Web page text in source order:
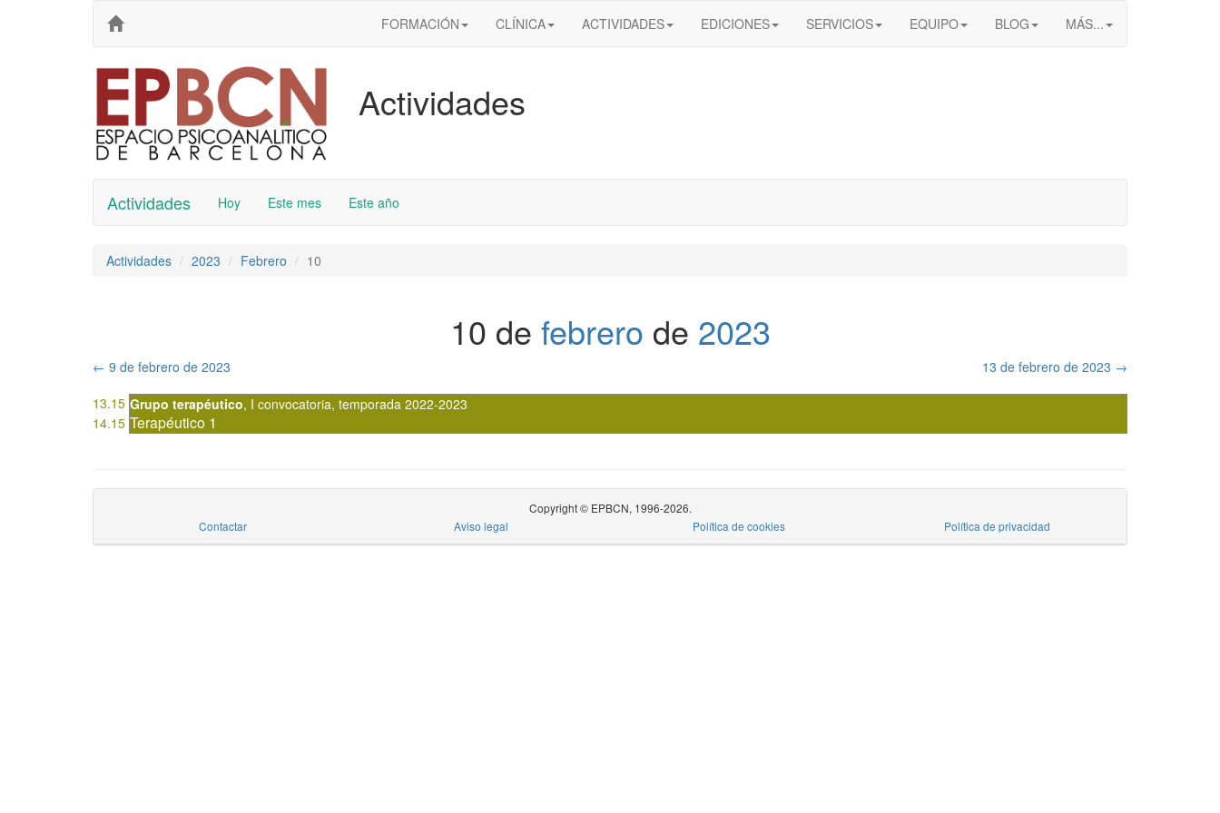
FORMACIÓN CLÍNICA ACTIVIDADES EDICIONES SERVICIOS EQUIPO BLOG MÁS...
Actividades
Actividades Hoy Este mes Este año
Actividades 2023 Febrero 10
10 de febrero de 2023
← 9 de febrero de 2023 13 de febrero de 2023 →
13.15 Grupo terapéutico, I convocatoria, temporada 2022-2023
Terapéutico 1
14.15
Copyright © EPBCN, 1996-2026.
Contactar
Aviso legal Política de cookies Política de privacidad